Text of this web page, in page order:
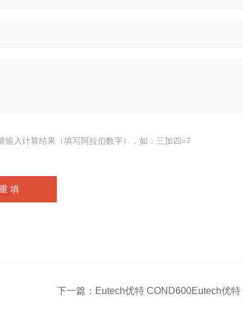
输入计算结果（填写阿拉伯数字），如：三加四=7
下一篇： Eutech优特 COND600Eutech优特